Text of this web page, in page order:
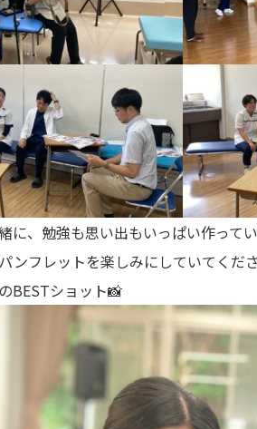
に、勉強も思い出もいっぱい作って
ンフレットを楽しみにしていてくだ
BESTショット📸